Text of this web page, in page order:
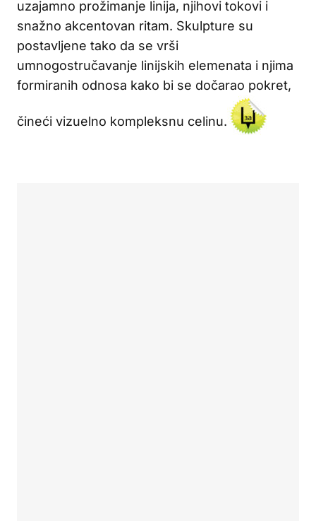
uzajamno prožimanje linija, njihovi tokovi i
snažno akcentovan ritam. Skulpture su
postavljene tako da se vrši
umnogostručavanje linijskih elemenata i njima
formiranih odnosa kako bi se dočarao pokret,
čineći vizuelno kompleksnu celinu.